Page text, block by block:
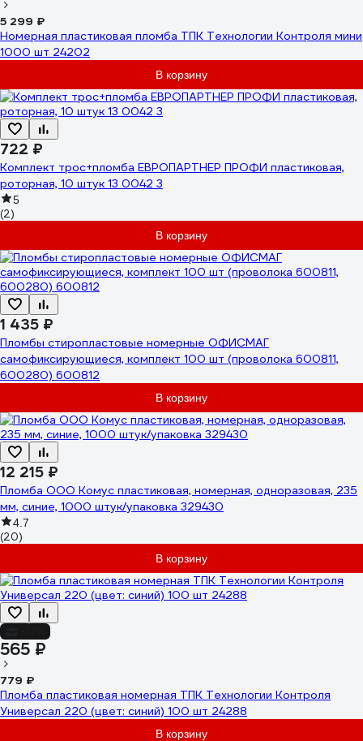
5 299 ₽
Номерная пластиковая пломба ТПК Технологии Контроля мини
1000 шт 24202
В корзину
722 ₽
Комплект трос+пломба ЕВРОПАРТНЕР ПРОФИ пластиковая,
роторная, 10 штук 13 0042 3
5
(2)
В корзину
1 435 ₽
Пломбы стиропластовые номерные ОФИСМАГ
самофиксирующиеся, комплект 100 шт (проволока 600811,
600280) 600812
В корзину
12 215 ₽
Пломба ООО Комус пластиковая, номерная, одноразовая, 235
мм, синие, 1000 штук/упаковка 329430
4.7
(20)
В корзину
565 ₽
779 ₽
Пломба пластиковая номерная ТПК Технологии Контроля
Универсал 220 (цвет: синий) 100 шт 24288
В корзину